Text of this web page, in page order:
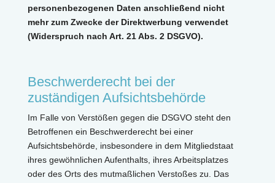
personenbezogenen Daten anschließend nicht
mehr zum Zwecke der Direktwerbung verwendet
(Widerspruch nach Art. 21 Abs. 2 DSGVO).
Beschwerderecht bei der
zuständigen Aufsichtsbehörde
Im Falle von Verstößen gegen die DSGVO steht den
Betroffenen ein Beschwerderecht bei einer
Aufsichtsbehörde, insbesondere in dem Mitgliedstaat
ihres gewöhnlichen Aufenthalts, ihres Arbeitsplatzes
oder des Orts des mutmaßlichen Verstoßes zu. Das